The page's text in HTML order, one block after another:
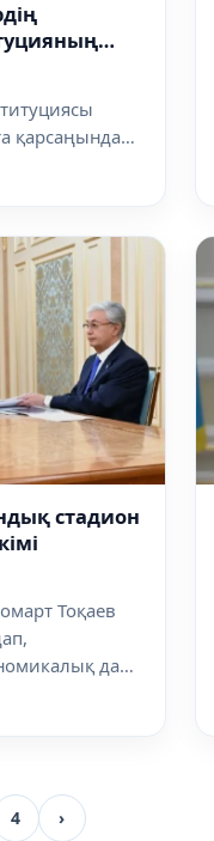
қарсаңында
стадион
Тоқаев
даму
4 ›